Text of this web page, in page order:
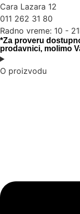
Cara Lazara 12
011 262 31 80
Radno vreme: 10 -
*Za proveru
prodavnici, molimo
O proizvodu